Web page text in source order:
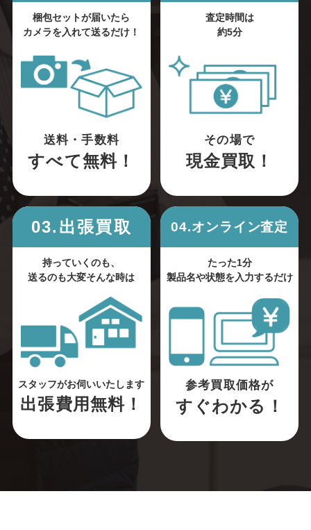
梱包セットが届いたら
カメラを入れて送るだけ！
送料・手数料
すべて無料！
査定時間は
約5分
その場で
現金買取！
03.出張買取
持っていくのも、
送るのも大変そんな時は
スタッフがお伺いいたします
出張費用無料！
04.オンライン査定
たった1分
製品名や状態を入力するだけ
参考買取価格が
すぐわかる！